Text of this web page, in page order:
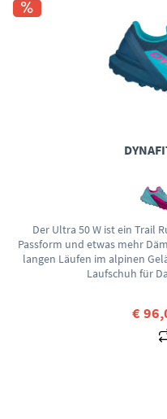
Der Ultra 50 W ist ein Trail
Passform und etwas mehr
langen Läufen im alpinen
Laufschuh für
€